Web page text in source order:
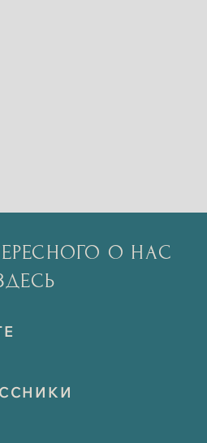
О НАС
Е
ССН И КИ